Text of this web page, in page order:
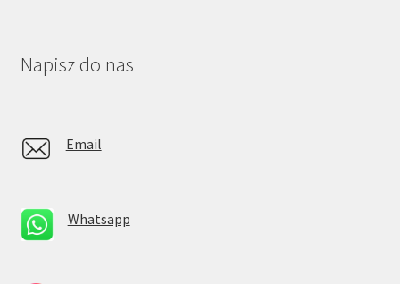
Napisz do nas
Email
Whatsapp